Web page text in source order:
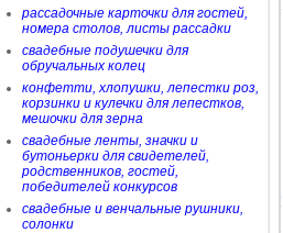
рассадочные карточки для гостей,
номера столов, листы рассадки
свадебные подушечки для
обручальных колец
конфетти, хлопушки, лепестки роз,
корзинки и кулечки для лепестков,
мешочки для зерна
свадебные ленты, значки и
бутоньерки для свидетелей,
родственников, гостей,
победителей конкурсов
свадебные и венчальные рушники,
солонки